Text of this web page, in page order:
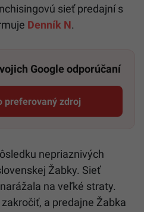
sieť predajní s
Denník N.
Google odporúčaní
preferovaný zdroj
Startitup, odkaz sa otvorí v
nepriaznivých
Žabky. Sieť
na veľké straty.
a predajne Žabka